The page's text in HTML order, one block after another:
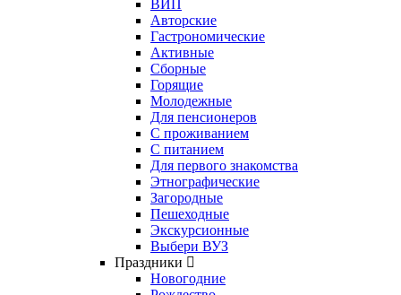
ВИП
Авторские
Гастрономические
Активные
Сборные
Горящие
Молодежные
Для пенсионеров
С проживанием
С питанием
Для первого знакомства
Этнографические
Загородные
Пешеходные
Экскурсионные
Выбери ВУЗ
Праздники
Новогодние